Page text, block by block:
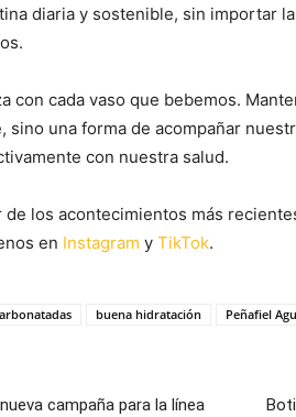
diaria y sostenible, sin importar
con cada vaso que bebemos.
sino una forma de acompañar
con nuestra salud.
los acontecimientos más
en Instagram y TikTok.
buena hidratación Peñafiel
campaña para la línea